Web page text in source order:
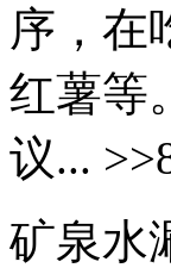
序，在
红薯等
议...
矿泉水